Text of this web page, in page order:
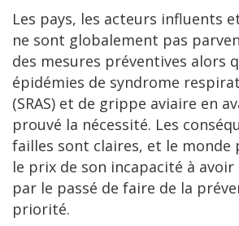
Les pays, les acteurs influents
ne sont globalement pas
des mesures préventives alors
épidémies de syndrome
(SRAS) et de grippe aviaire en
prouvé la nécessité. Les
failles sont claires, et le monde
le prix de son incapacité à avoir
par le passé de faire de la
priorité.